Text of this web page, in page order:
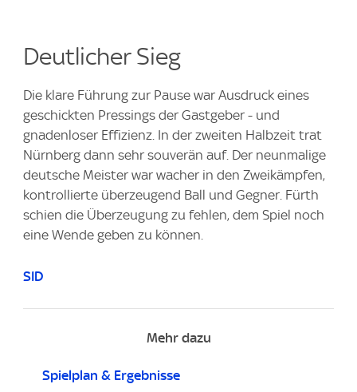
Deutlicher Sieg
Die klare Führung zur Pause war Ausdruck eines
geschickten Pressings der Gastgeber - und
gnadenloser Effizienz. In der zweiten Halbzeit trat
Nürnberg dann sehr souverän auf. Der neunmalige
deutsche Meister war wacher in den Zweikämpfen,
kontrollierte überzeugend Ball und Gegner. Fürth
schien die Überzeugung zu fehlen, dem Spiel noch
eine Wende geben zu können.
SID
Mehr dazu
Spielplan & Ergebnisse